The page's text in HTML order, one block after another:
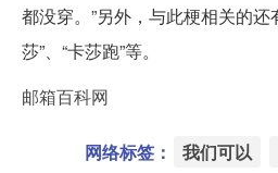
都没穿。”另外，与此梗相关的
莎”、“卡莎跑”等。
邮箱百科网
网络标签： 我们可以